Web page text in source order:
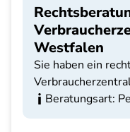
Westfalen
Sie haben ein
Beratungsart: